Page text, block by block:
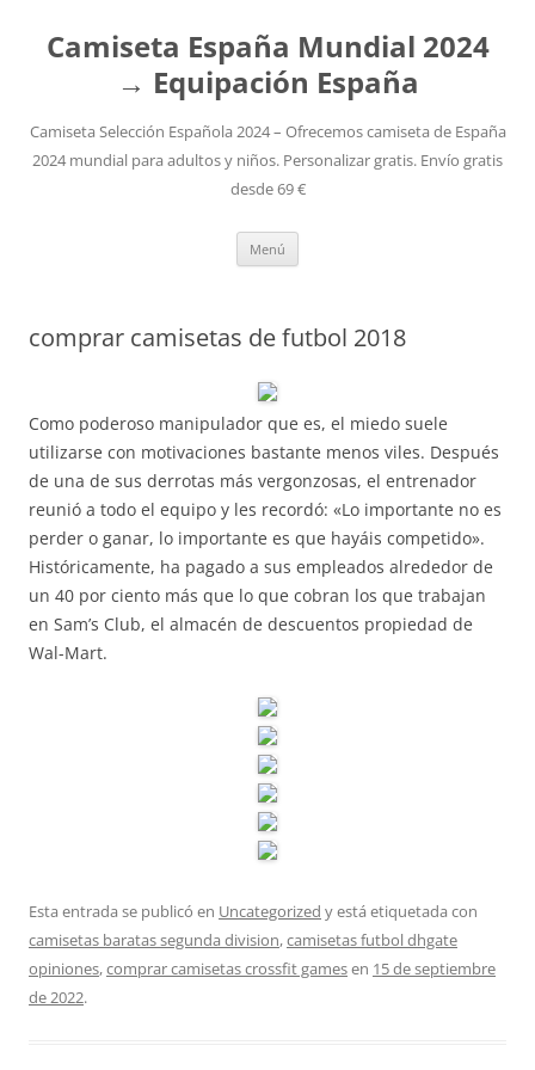
Camiseta España Mundial 2024
→ Equipación España
Camiseta Selección Española 2024 – Ofrecemos camiseta de España
2024 mundial para adultos y niños. Personalizar gratis. Envío gratis
desde 69 €
Menú
comprar camisetas de futbol 2018
Como poderoso manipulador que es, el miedo suele
utilizarse con motivaciones bastante menos viles. Después
de una de sus derrotas más vergonzosas, el entrenador
reunió a todo el equipo y les recordó: «Lo importante no es
perder o ganar, lo importante es que hayáis competido».
Históricamente, ha pagado a sus empleados alrededor de
un 40 por ciento más que lo que cobran los que trabajan
en Sam’s Club, el almacén de descuentos propiedad de
Wal-Mart.
Esta entrada se publicó en Uncategorized y está etiquetada con
camisetas baratas segunda division,camisetas futbol dhgate
opiniones,comprar camisetas crossfit gamesen 15 de septiembre
de 2022.